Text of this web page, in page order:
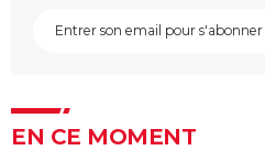
EN CE MOMENT